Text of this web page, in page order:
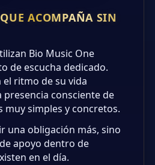
ACOMPAÑA SIN
Bio Music One
de escucha dedicado.
ritmo de su vida
consciente de
simples y concretos.
una obligación más, sino
apoyo dentro de
en el día.